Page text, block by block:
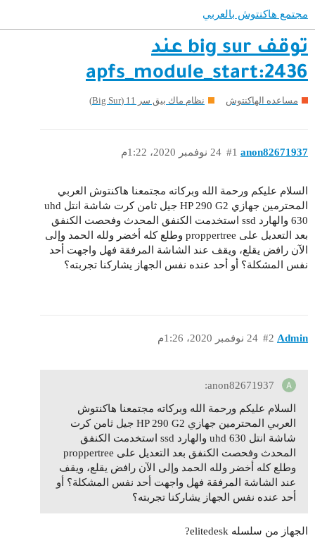
مجتمع هاكنتوش بالعربي
توقف big sur عند
apfs_module_start:2436
مساعده الهاكنتوش نظام ماك بيق سر 11 (Big Sur)
anon82671937 24 نوفمبر 2020، 1:22م #1
السلام عليكم ورحمة الله وبركاته مجتمعنا هاكنتوش العربي
المحترمين جهازي HP 290 G2 جيل ثامن كرت شاشة انتل uhd
630 والهارد ssd استخدمت الكنفق المحدث وفحصت الكنفق
بعد التعديل على proppertree وطلع كله أخضر ولله الحمد وإلى
الآن رافض يقلع، ويقف عند الشاشة المرفقة فهل واجهت أحد
نفس المشكلة؟ أو أحد عنده نفس الجهاز يشاركنا تجربته؟
Admin 24 نوفمبر 2020، 1:26م #2
السلام عليكم ورحمة الله وبركاته مجتمعنا هاكنتوش
العربي المحترمين جهازي HP 290 G2 جيل ثامن كرت
شاشة انتل uhd 630 والهارد ssd استخدمت الكنفق
المحدث وفحصت الكنفق بعد التعديل على proppertree
وطلع كله أخضر ولله الحمد وإلى الآن رافض يقلع، ويقف
عند الشاشة المرفقة فهل واجهت أحد نفس المشكلة؟ أو
أحد عنده نفس الجهاز يشاركنا تجربته؟
الجهاز من سلسله elitedesk?